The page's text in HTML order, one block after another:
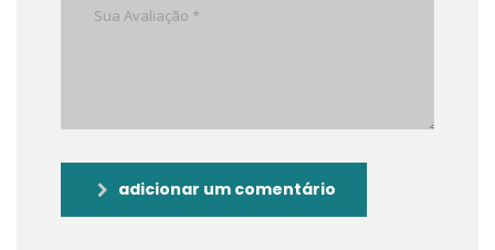
adicionar um comentário